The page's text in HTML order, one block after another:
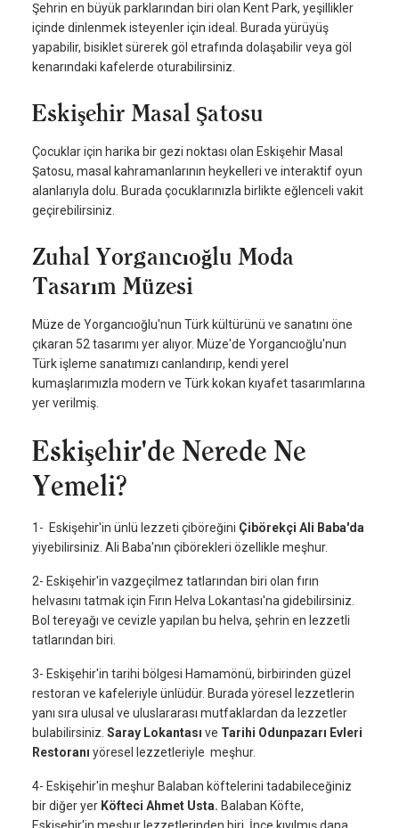
Şehrin en büyük parklarından biri olan Kent Park, yeşillikler
içinde dinlenmek isteyenler için ideal. Burada yürüyüş
yapabilir, bisiklet sürerek göl etrafında dolaşabilir veya göl
kenarındaki kafelerde oturabilirsiniz.
Eskişehir Masal Şatosu
Çocuklar için harika bir gezi noktası olan Eskişehir Masal
Şatosu, masal kahramanlarının heykelleri ve interaktif oyun
alanlarıyla dolu. Burada çocuklarınızla birlikte eğlenceli vakit
geçirebilirsiniz.
Zuhal Yorgancıoğlu Moda
Tasarım Müzesi
Müze de Yorgancıoğlu'nun Türk kültürünü ve sanatını öne
çıkaran 52 tasarımı yer alıyor. Müze'de Yorgancıoğlu'nun
Türk işleme sanatımızı canlandırıp, kendi yerel
kumaşlarımızla modern ve Türk kokan kıyafet tasarımlarına
yer verilmiş.
Eskişehir'de Nerede Ne
Yemeli?
1- Eskişehir'in ünlü lezzeti çiböreğini Çibörekçi Ali Baba'da
yiyebilirsiniz. Ali Baba'nın çibörekleri özellikle meşhur.
2- Eskişehir'in vazgeçilmez tatlarından biri olan fırın
helvasını tatmak için Fırın Helva Lokantası'na gidebilirsiniz.
Bol tereyağı ve cevizle yapılan bu helva, şehrin en lezzetli
tatlarından biri.
3- Eskişehir'in tarihi bölgesi Hamamönü, birbirinden güzel
restoran ve kafeleriyle ünlüdür. Burada yöresel lezzetlerin
yanı sıra ulusal ve uluslararası mutfaklardan da lezzetler
bulabilirsiniz. Saray Lokantası ve Tarihi Odunpazarı Evleri
Restoranı yöresel lezzetleriyle meşhur.
4- Eskişehir'in meşhur Balaban köftelerini tadabileceğiniz
bir diğer yer Köfteci Ahmet Usta. Balaban Köfte,